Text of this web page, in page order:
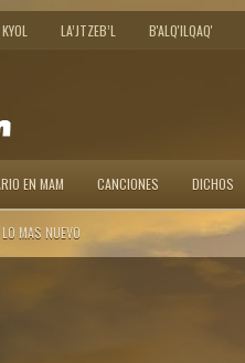
LA’JTZEB’L B'ALQ'ILQAQ'
EN MAM CANCIONES DICHOS
LO MAS NUEVO